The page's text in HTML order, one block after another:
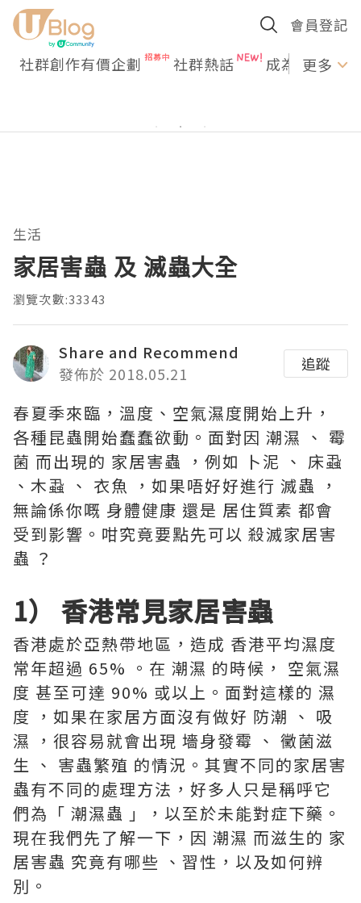
會員登記
社群創作有價企劃 社群熱話 成為U更多
生活
家居害蟲 及 滅蟲大全
瀏覽次數:33343
Share and Recommend
發佈於 2018.05.21
追蹤
春夏季來臨，溫度、空氣濕度開始上升，
各種昆蟲開始蠢蠢欲動。面對因 潮濕 、 霉
菌 而出現的 家居害蟲 ，例如 卜泥 、 床蝨
、木蝨 、 衣魚 ，如果唔好好進行 滅蟲 ，
無論係你嘅 身體健康 還是 居住質素 都會
受到影響。咁究竟要點先可以 殺滅家居害
蟲 ？
1） 香港常見家居害蟲
香港處於亞熱帶地區，造成 香港平均濕度
常年超過 65% 。在 潮濕 的時候， 空氣濕
度 甚至可達 90% 或以上。面對這樣的 濕
度 ，如果在家居方面沒有做好 防潮 、 吸
濕 ，很容易就會出現 墻身發霉 、 黴菌滋
生 、 害蟲繁殖 的情況。其實不同的家居害
蟲有不同的處理方法，好多人只是稱呼它
們為「 潮濕蟲 」，以至於未能對症下藥。
現在我們先了解一下，因 潮濕 而滋生的 家
居害蟲 究竟有哪些 、習性，以及如何辨
別。